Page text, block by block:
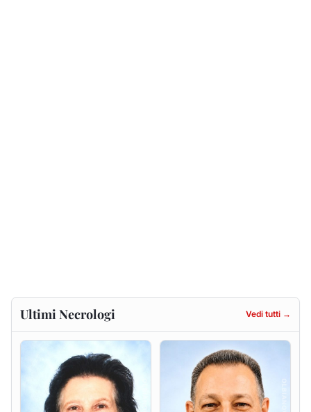
Francesca Anna Pirina
ved. Pileri
6 agosto 2026
Massimo Ricciu
6 agosto 2026